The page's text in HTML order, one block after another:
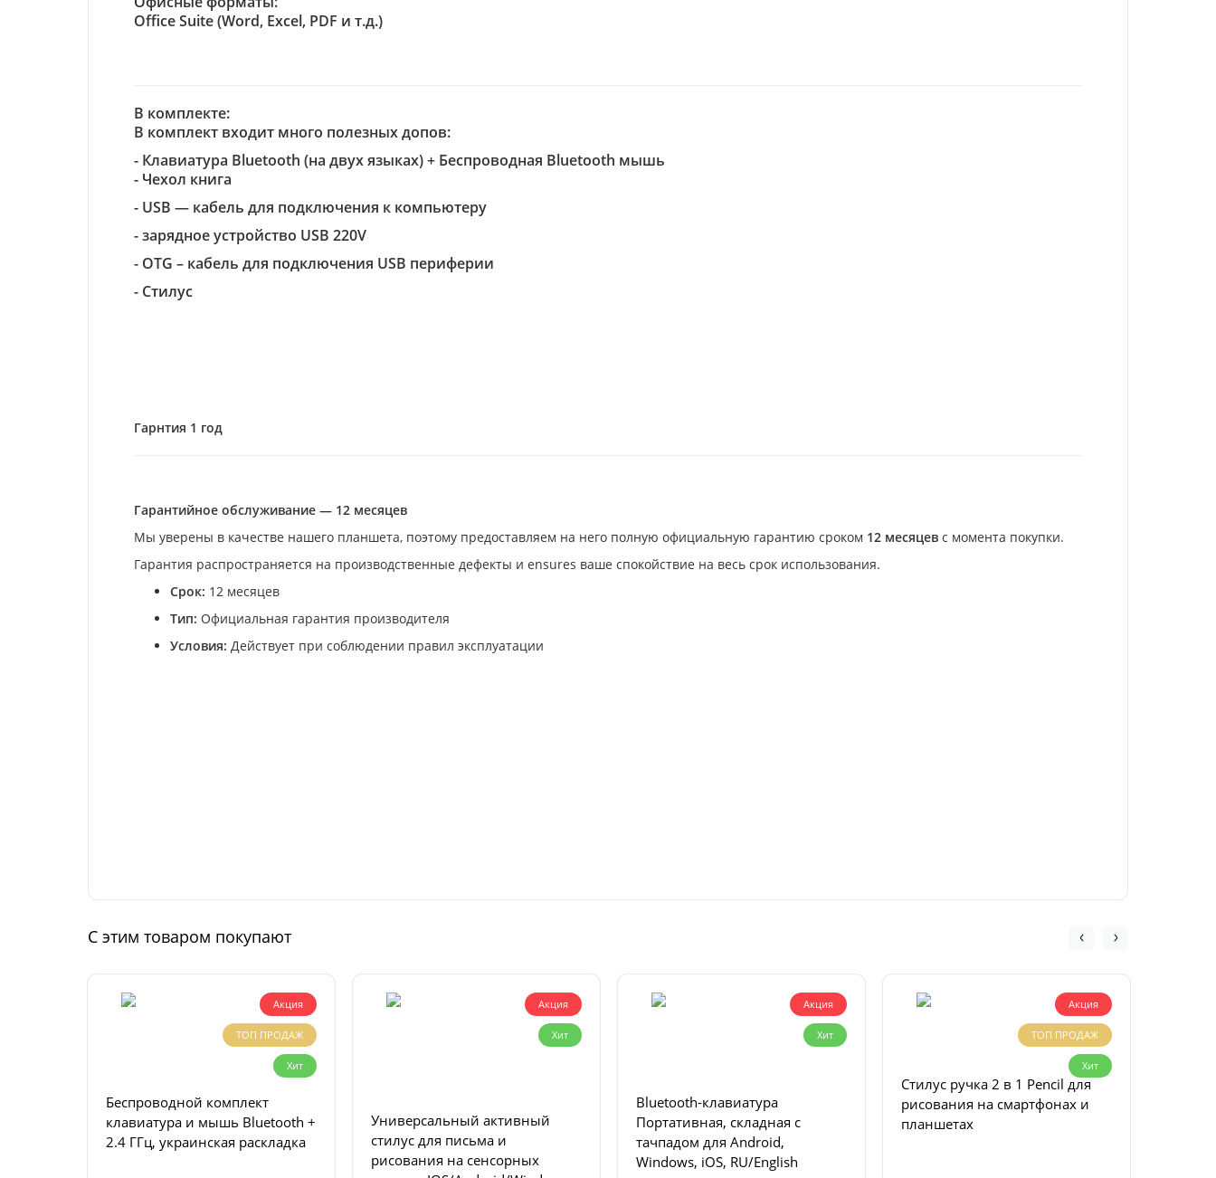
Office Suite (Word, Excel, PDF и т.д.)
В комплекте:
В комплект входит много полезных допов:
- Клавиатура Bluetooth (на двух языках) + Беспроводная Bluetooth мышь
- Чехол книга
- USB ― кабель для подключения к компьютеру
- зарядное устройство USB 220V
- OTG – кабель для подключения USB периферии
- Стилус
Гарнтия 1 год
Гарантийное обслуживание — 12 месяцев
Мы уверены в качестве нашего планшета, поэтому предоставляем на него полную официальную гарантию сроком 12 месяцев с момента покупки.
Гарантия распространяется на производственные дефекты и ensures ваше спокойствие на весь срок использования.
Срок: 12 месяцев
Тип: Официальная гарантия производителя
Условия: Действует при соблюдении правил эксплуатации
С этим товаром покупают
Акция
ТОП ПРОДАЖ
Хит
Беспроводной комплект
клавиатура и мышь Bluetooth +
2.4 ГГц, украинская раскладка
Акция
Хит
Универсальный активный
стилус для письма и
рисования на сенсорных
Акция
Хит
Bluetooth-клавиатура
Портативная, складная с
тачпадом для Android,
Windows, iOS, RU/English
Акция
ТОП ПРОДАЖ
Хит
Стилус ручка 2 в 1 Pencil для
рисования на смартфонах и
планшетах